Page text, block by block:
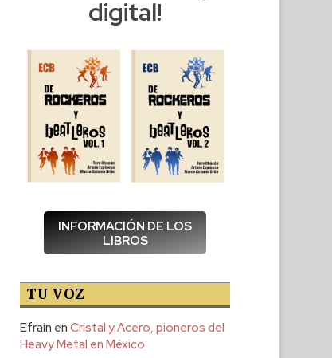
digital!
INFORMACIÓN DE LOS
LIBROS
TU VOZ
Efraín enCristal y Acero, pioneros del
Heavy Metal en México